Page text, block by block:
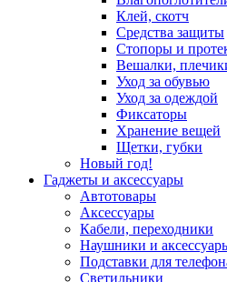
Клей, скотч
Средства защиты
Стопоры и
Вешалки,
Уход за обувью
Уход за одеждой
Фиксаторы
Хранение вещей
Щетки, губки
Новый год!
Гаджеты и аксессуары
Автотовары
Аксессуары
Кабели, переходники
Наушники и
Подставки для
Светильники